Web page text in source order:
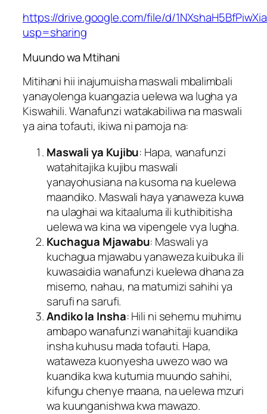
https://drive.google.com/file/d/
usp=sharing
Muundo wa Mtihani
Mitihani hii inajumuisha maswali mbalimbali
yanayolenga kuangazia uelewa wa lugha ya
Kiswahili. Wanafunzi watakabiliwa na maswali
ya aina tofauti, ikiwa ni pamoja na:
Maswali ya Kujibu: Hapa, wanafunzi
watahitajika kujibu maswali
yanayohusiana na kusoma na kuelewa
maandiko. Maswali haya yanaweza kuwa
na ulaghai wa kitaaluma ili kuthibitisha
uelewa wa kina wa vipengele vya lugha.
Kuchagua Mjawabu: Maswali ya
kuchagua mjawabu yanaweza kuibuka ili
kuwasaidia wanafunzi kuelewa dhana za
misemo, nahau, na matumizi sahihi ya
sarufi na sarufi.
Andiko la Insha: Hili ni sehemu muhimu
ambapo wanafunzi wanahitaji kuandika
insha kuhusu mada tofauti. Hapa,
wataweza kuonyesha uwezo wao wa
kuandika kwa kutumia muundo sahihi,
kifungu chenye maana, na uelewa mzuri
wa kuunganishwa kwa mawazo.